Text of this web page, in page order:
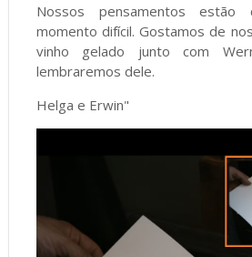
Nossos pensamentos
momento difícil. Gostamos de
vinho gelado junto com
lembraremos dele.
Helga e Erwin"